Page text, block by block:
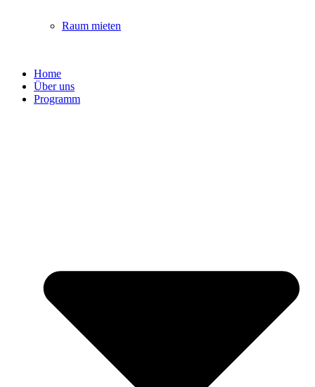
Raum mieten
Home
Über uns
Programm